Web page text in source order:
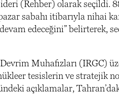
(Rehber) olarak seçildi.
sabahı itibarıyla nihai
edeceğini” belirterek,
Muhafızları (IRGC)
tesislerin ve stratejik
açıklamalar,